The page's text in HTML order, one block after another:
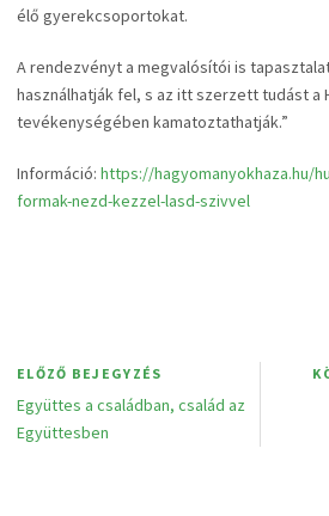
élő gyerekcsoportokat.
A rendezvényt a megvalósítói is
használhatják fel, s az itt szerzett tudást a
tevékenységében kamatoztathatják.”
Információ: https://hagyomanyokhaza.hu/
formak-nezd-kezzel-lasd-szivvel
ELŐZŐ BEJEGYZÉS
Együttes a családban, család az
Együttesben